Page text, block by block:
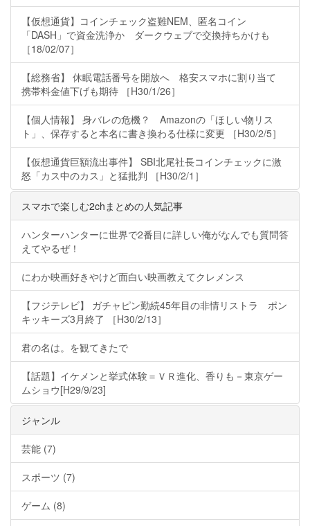
【仮想通貨】コインチェック盗難NEM、匿名コイン
「DASH」で資金洗浄か ダークウェブで交換持ちかけも
［18/02/07］
【総務省】 休眠電話番号を開放へ 格安スマホに割り当て
携帯料金値下げも期待 ［H30/1/26］
【個人情報】 身バレの危機？ Amazonの「ほしい物リス
ト」、保存すると本名に書き換わる仕様に変更 ［H30/2/5］
【仮想通貨巨額流出事件】 SBI北尾社長コインチェックに激
怒「カス中のカス」と猛批判 ［H30/2/1］
スマホで楽しむ2chまとめの人気記事
ハンターハンターに世界で2番目に詳しい俺がなんでも質問答
えてやるぜ！
にわか映画好きやけど面白い映画教えてクレメンス
【フジテレビ】 ガチャピン勤続45年目の非情リストラ ポン
キッキーズ3月終了 ［H30/2/13］
君の名は。を観てきたで
【話題】イケメンと挙式体験＝ＶＲ進化、香りも－東京ゲー
ムショウ[H29/9/23]
ジャンル
芸能 (7)
スポーツ (7)
ゲーム (8)